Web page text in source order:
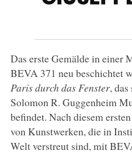
Das erste Gemälde in einer
BEVA 371 neu beschichtet
Paris durch das Fenster,
Solomon R. Guggenheim
befindet. Nach diesem
von Kunstwerken, die in
Welt verstreut sind, mit